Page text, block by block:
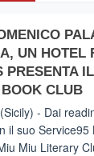
UN HOTEL
PRESENTA
CLUB
- Dai
il suo Service95
Miu Literary